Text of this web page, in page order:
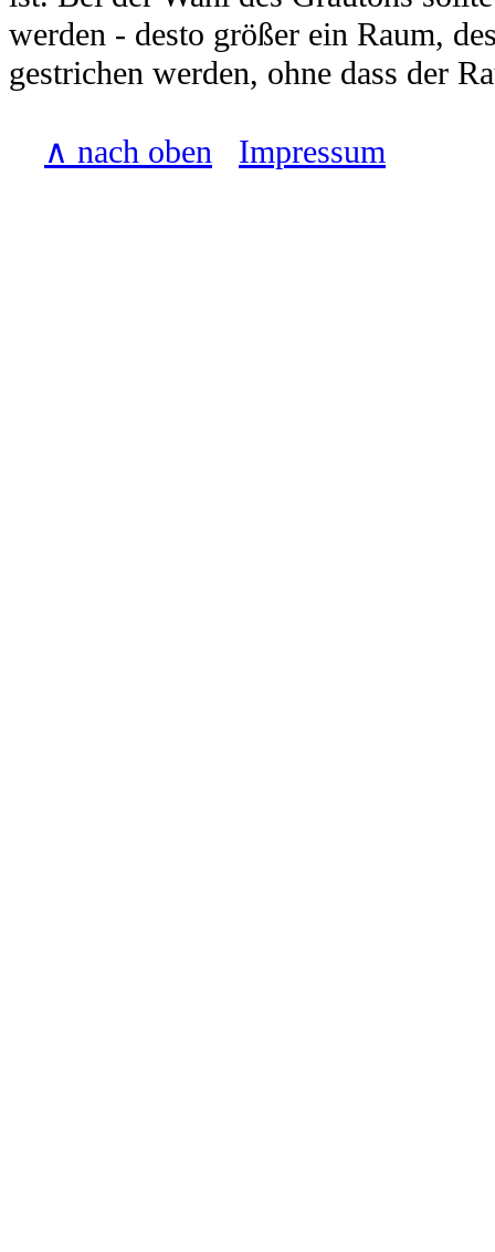
werden - desto größer ein Raum,
gestrichen werden, ohne dass der
∧ nach oben Impressum